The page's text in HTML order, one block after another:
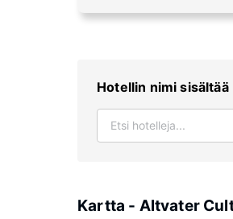
Hotellin nimi sisältää
Kartta - Altvater